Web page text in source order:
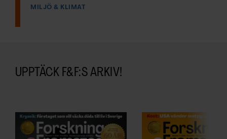
MILJÖ & KLIMAT
UPPTÄCK F&F:S ARKIV!